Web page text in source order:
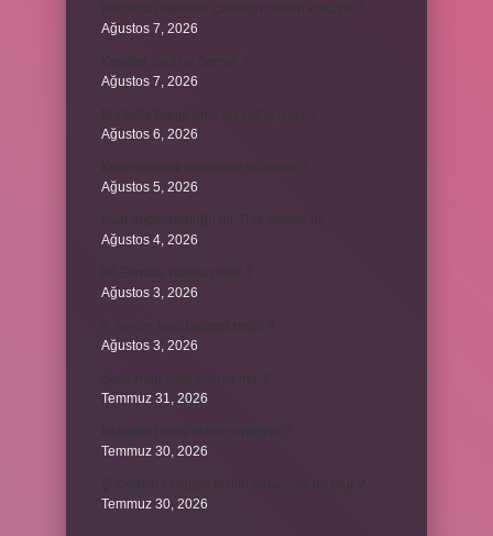
Ağustos 7, 2026
Ağustos 7, 2026
Ağustos 6, 2026
Ağustos 5, 2026
Ağustos 4, 2026
Ağustos 3, 2026
Ağustos 3, 2026
Temmuz 31, 2026
Temmuz 30, 2026
Temmuz 30, 2026